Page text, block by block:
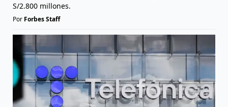
S/2.800 millones.
Por Forbes Staff